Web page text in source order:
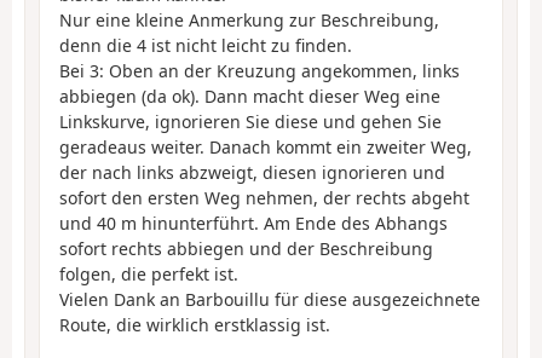
Nur eine kleine Anmerkung zur Beschreibung,
denn die 4 ist nicht leicht zu finden.
Bei 3: Oben an der Kreuzung angekommen, links
abbiegen (da ok). Dann macht dieser Weg eine
Linkskurve, ignorieren Sie diese und gehen Sie
geradeaus weiter. Danach kommt ein zweiter Weg,
der nach links abzweigt, diesen ignorieren und
sofort den ersten Weg nehmen, der rechts abgeht
und 40 m hinunterführt. Am Ende des Abhangs
sofort rechts abbiegen und der Beschreibung
folgen, die perfekt ist.
Vielen Dank an Barbouillu für diese ausgezeichnete
Route, die wirklich erstklassig ist.